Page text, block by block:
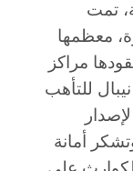
الماضية، تمت
اسفير أكثر من 70 مرة، معظمها
مراكز
للتأهب
وتشكر أمانة